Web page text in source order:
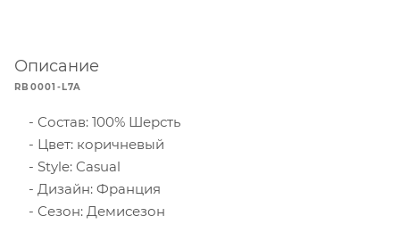
Описание
RB0001-L7A
Состав: 100% Шерсть
Цвет: коричневый
Style: Casual
Дизайн: Франция
Сезон: Демисезон